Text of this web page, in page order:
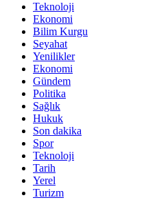
Teknoloji
Ekonomi
Bilim Kurgu
Seyahat
Yenilikler
Ekonomi
Gündem
Politika
Sağlık
Hukuk
Son dakika
Spor
Teknoloji
Tarih
Yerel
Turizm